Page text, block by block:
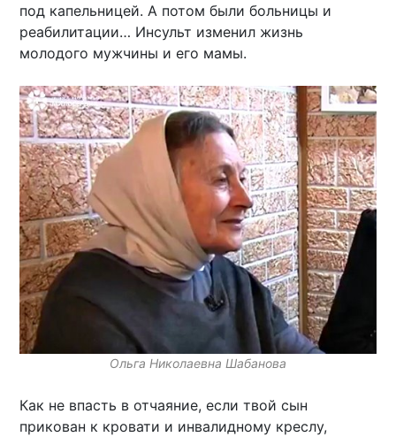
под капельницей. А потом были больницы и
реабилитации… Инсульт изменил жизнь
молодого мужчины и его мамы.
Ольга Николаевна Шабанова
Как не впасть в отчаяние, если твой сын
прикован к кровати и инвалидному креслу,